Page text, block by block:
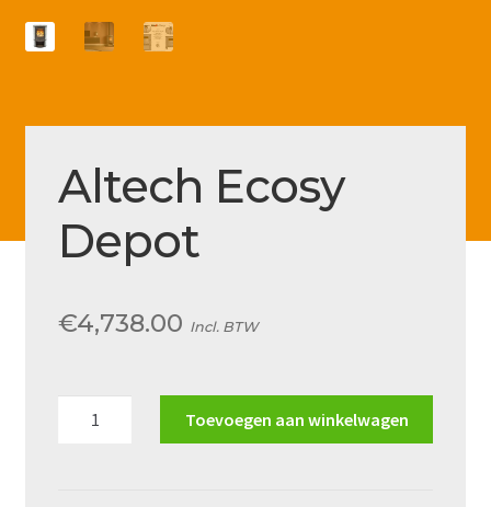
FAQ
Klantenservice
Betaalmethode
Actueel
Altech Ecosy
Depot
€4,738.00 Incl. BTW
Toevoegen aan winkelwagen